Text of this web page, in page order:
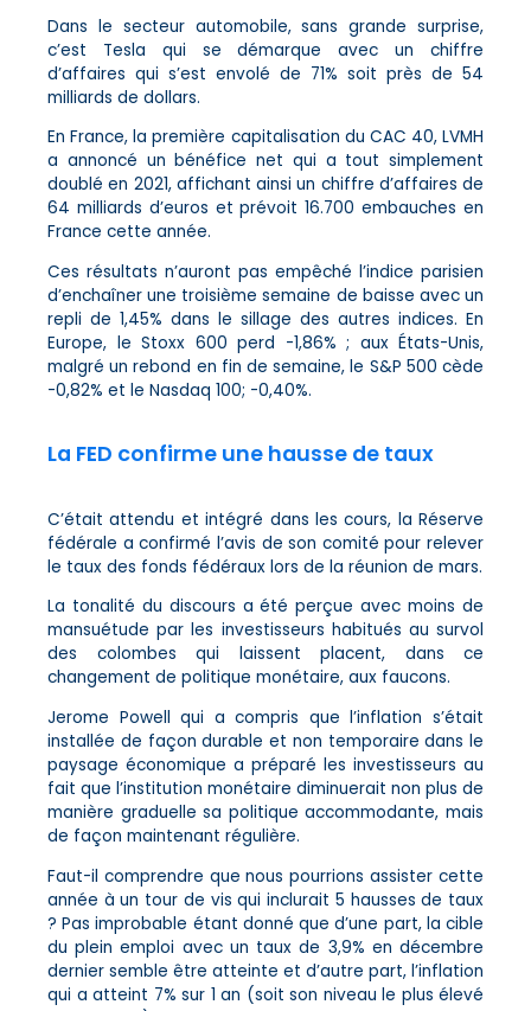
Dans le secteur automobile, sans grande surprise,
c’est Tesla qui se démarque avec un chiffre
d’affaires qui s’est envolé de 71% soit près de 54
milliards de dollars.
En France, la première capitalisation du CAC 40, LVMH
a annoncé un bénéfice net qui a tout simplement
doublé en 2021, affichant ainsi un chiffre d’affaires de
64 milliards d’euros et prévoit 16.700 embauches en
France cette année.
Ces résultats n’auront pas empêché l’indice parisien
d’enchaîner une troisième semaine de baisse avec un
repli de 1,45% dans le sillage des autres indices. En
Europe, le Stoxx 600 perd -1,86% ; aux États-Unis,
malgré un rebond en fin de semaine, le S&P 500 cède
-0,82% et le Nasdaq 100; -0,40%.
La FED confirme une hausse de taux
C’était attendu et intégré dans les cours, la Réserve
fédérale a confirmé l’avis de son comité pour relever
le taux des fonds fédéraux lors de la réunion de mars.
La tonalité du discours a été perçue avec moins de
mansuétude par les investisseurs habitués au survol
des colombes qui laissent placent, dans ce
changement de politique monétaire, aux faucons.
Jerome Powell qui a compris que l’inflation s’était
installée de façon durable et non temporaire dans le
paysage économique a préparé les investisseurs au
fait que l’institution monétaire diminuerait non plus de
manière graduelle sa politique accommodante, mais
de façon maintenant régulière.
Faut-il comprendre que nous pourrions assister cette
année à un tour de vis qui inclurait 5 hausses de taux
? Pas improbable étant donné que d’une part, la cible
du plein emploi avec un taux de 3,9% en décembre
dernier semble être atteinte et d’autre part, l’inflation
qui a atteint 7% sur 1 an (soit son niveau le plus élevé